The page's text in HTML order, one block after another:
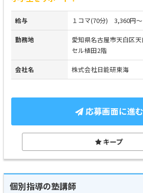
給与 １コマ(70分) 3,360円～
勤務地
愛知県名古屋市天白区
セル植田2階
会社名 株式会社日能研東海
応募画面に進む
キープ
個別指導の塾講師